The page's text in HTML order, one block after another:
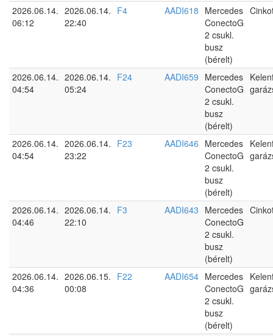
2026.06.14.
06:12
2026.06.14.
22:40
F4 AADI618 Mercedes
ConectoG
2 csukl.
busz
(bérelt)
2026.06.14.
04:54
2026.06.14.
05:24
F24 AADI659 Mercedes
ConectoG
2 csukl.
busz
(bérelt)
2026.06.14.
04:54
2026.06.14.
23:22
F23 AADI646 Mercedes
ConectoG
2 csukl.
busz
(bérelt)
2026.06.14.
04:46
2026.06.14.
22:10
F3 AADI643 Mercedes
ConectoG
2 csukl.
busz
(bérelt)
2026.06.14.
04:36
2026.06.15.
00:08
F22 AADI654 Mercedes
ConectoG
2 csukl.
busz
(bérelt)